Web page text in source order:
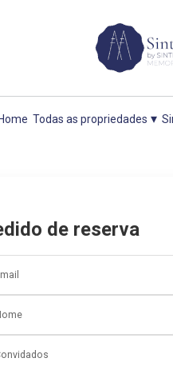
Home Todas as propriedades ▾
de reserva